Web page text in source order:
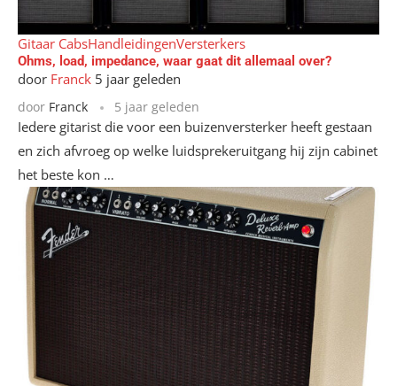
Gitaar CabsHandleidingenVersterkers
Ohms, load, impedance, waar gaat dit allemaal over?
door Franck 5 jaar geleden
door Franck 5 jaar geleden
Iedere gitarist die voor een buizenversterker heeft gestaan
en zich afvroeg op welke luidsprekeruitgang hij zijn cabinet
het beste kon …